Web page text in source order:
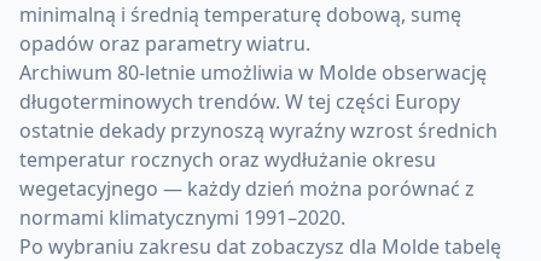
minimalną i średnią temperaturę dobową, sumę
opadów oraz parametry wiatru.
Archiwum 80-letnie umożliwia w Molde obserwację
długoterminowych trendów. W tej części Europy
ostatnie dekady przynoszą wyraźny wzrost średnich
temperatur rocznych oraz wydłużanie okresu
wegetacyjnego — każdy dzień można porównać z
normami klimatycznymi 1991–2020.
Po wybraniu zakresu dat zobaczysz dla Molde tabelę